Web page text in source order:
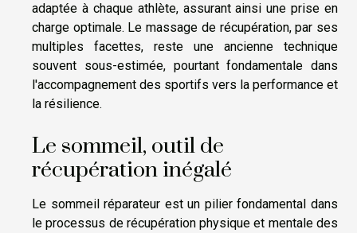
adaptée à chaque athlète, assurant ainsi une prise en
charge optimale. Le massage de récupération, par ses
multiples facettes, reste une ancienne technique
souvent sous-estimée, pourtant fondamentale dans
l'accompagnement des sportifs vers la performance et
la résilience.
Le sommeil, outil de
récupération inégalé
Le sommeil réparateur est un pilier fondamental dans
le processus de récupération physique et mentale des